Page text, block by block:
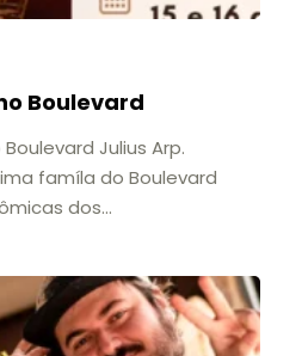
Boulevard
Julius Arp.
famíla do Boulevard
dos